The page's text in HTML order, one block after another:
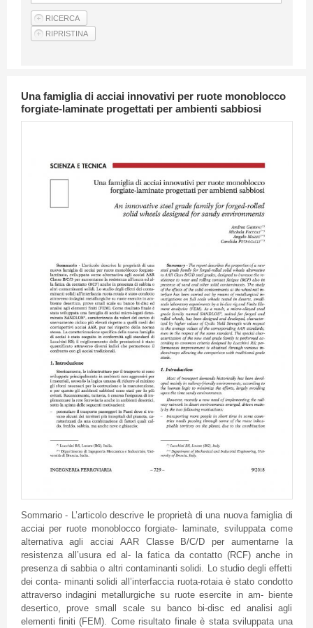
Articoli
Una famiglia di acciai innovativi per ruote monoblocco
forgiate-laminate progettati per ambienti sabbiosi
Sommario - L’articolo descrive le proprietà di una nuova famiglia di
acciai per ruote monoblocco forgiate- laminate, sviluppata come
alternativa agli acciai AAR Classe B/C/D per aumentarne la
resistenza all’usura ed al- la fatica da contatto (RCF) anche in
presenza di sabbia o altri contaminanti solidi. Lo studio degli effetti
dei conta- minanti solidi all’interfaccia ruota-rotaia è stato condotto
attraverso indagini metallurgiche su ruote esercite in am- biente
desertico, prove small scale su banco bi-disc ed analisi agli
elementi finiti (FEM). Come risultato finale è stata sviluppata una